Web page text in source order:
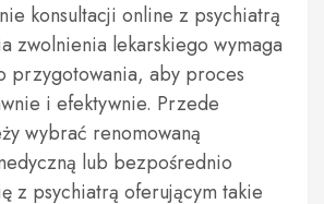
konsultacji online z psychiatrą
zwolnienia lekarskiego wymaga
przygotowania, aby proces
i efektywnie. Przede
wybrać renomowaną
lub bezpośrednio
z psychiatrą oferującym takie